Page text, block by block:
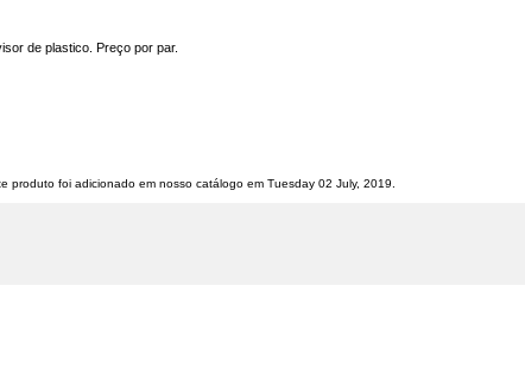
de plastico. Preço por par.
produto foi adicionado em nosso catálogo em Tuesday 02 July, 2019.